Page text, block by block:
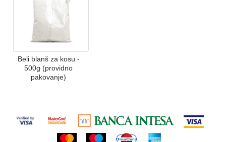
Beli blanš za kosu -
500g (providno
pakovanje)